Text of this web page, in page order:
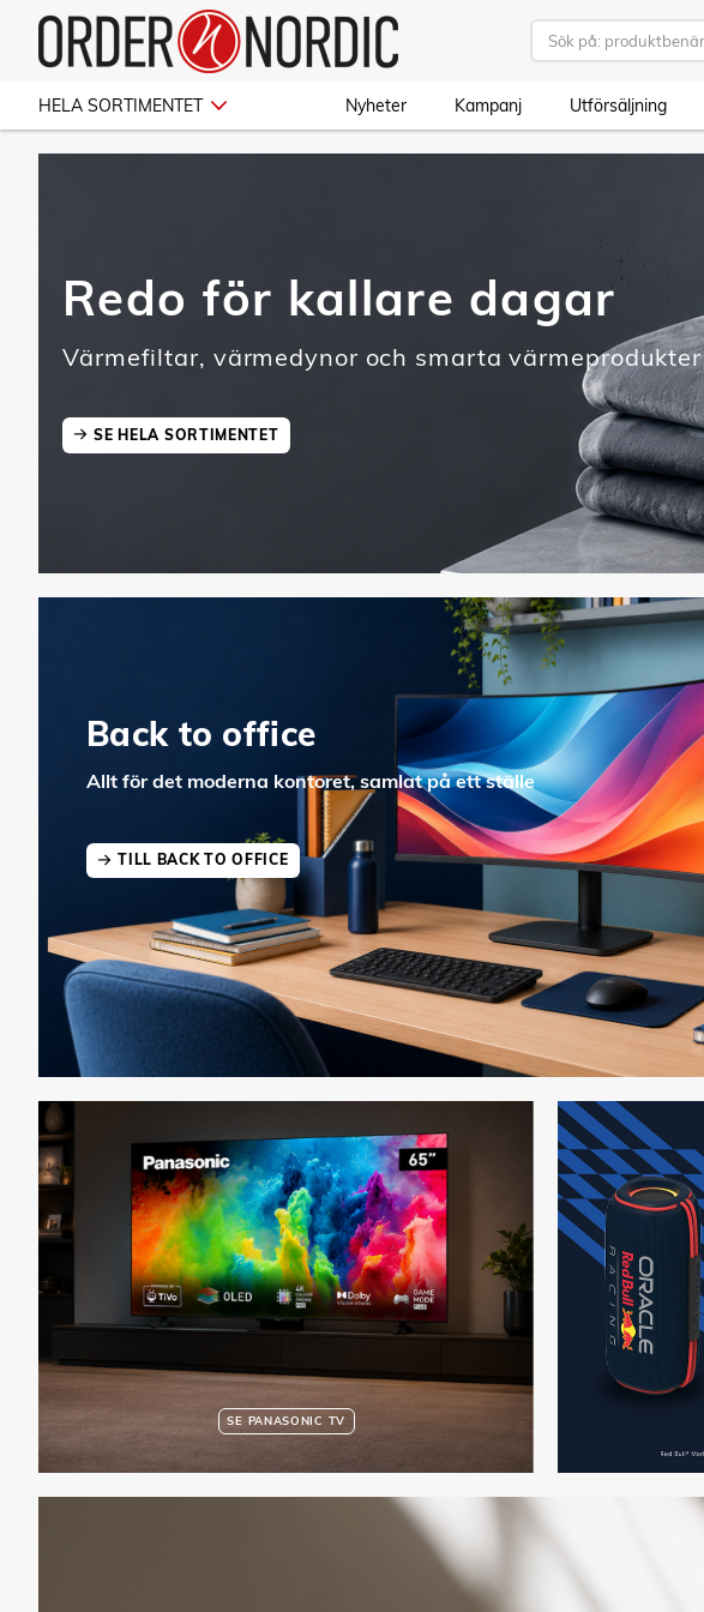
HELA SORTIMENTET Nyheter Kampanj Utförsäljning
Redo för kallare dagar
Värmefiltar, värmedynor och smarta värmeprodukter
SE HELA SORTIMENTET
Back to office
Allt för det moderna kontoret, samlat på ett ställe
TILL BACK TO OFFICE
SE PANASONIC TV